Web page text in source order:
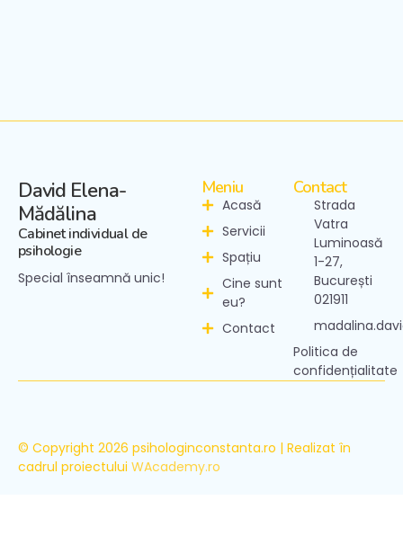
David Elena-
Mădălina
Cabinet individual de
psihologie
Special înseamnă unic!
Meniu
Acasă
Servicii
Spațiu
Cine sunt
eu?
Contact
Contact
Strada
Vatra
Luminoasă
1-27,
București
021911
Politica de
confidențialitate
© Copyright 2026 psihologinconstanta.ro | Realizat în
cadrul proiectului WAcademy.ro